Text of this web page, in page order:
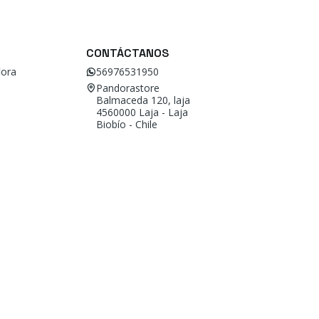
CONTÁCTANOS
56976531950
Pandorastore
Balmaceda 120, laja
4560000 Laja - Laja
Biobío - Chile